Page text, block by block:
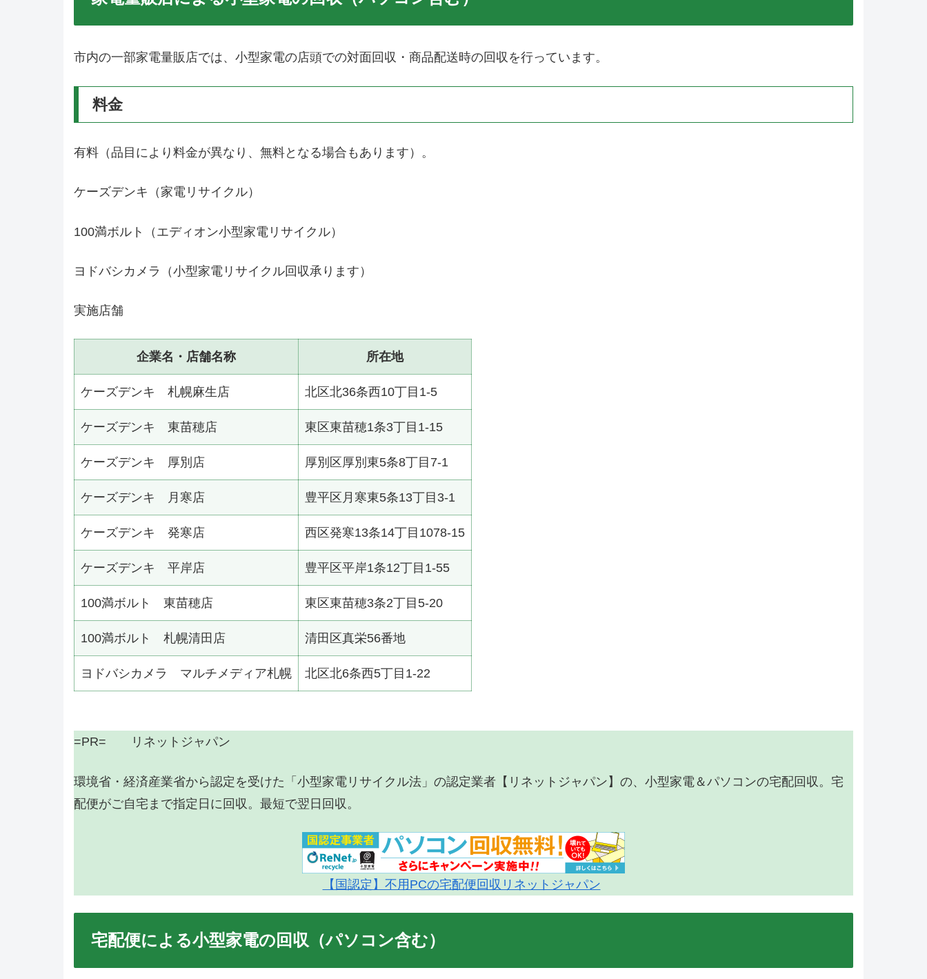
市内の一部家電量販店では、小型家電の店頭での対面回収・商品配送時の回収を行っています。
料金
有料（品目により料金が異なり、無料となる場合もあります）。
ケーズデンキ（家電リサイクル）
100満ボルト（エディオン小型家電リサイクル）
ヨドバシカメラ（小型家電リサイクル回収承ります）
実施店舗
企業名・店舗名称 所在地
ケーズデンキ 札幌麻生店 北区北36条西10丁目1-5
ケーズデンキ 東苗穂店 東区東苗穂1条3丁目1-15
ケーズデンキ 厚別店 厚別区厚別東5条8丁目7-1
ケーズデンキ 月寒店 豊平区月寒東5条13丁目3-1
ケーズデンキ 発寒店 西区発寒13条14丁目1078-15
ケーズデンキ 平岸店 豊平区平岸1条12丁目1-55
100満ボルト 東苗穂店 東区東苗穂3条2丁目5-20
100満ボルト 札幌清田店 清田区真栄56番地
ヨドバシカメラ マルチメディア札幌 北区北6条西5丁目1-22
=PR= リネットジャパン
環境省・経済産業省から認定を受けた「小型家電リサイクル法」の認定業者【リネットジャパン】の、小型家電＆パソコンの宅配回収。宅
配便がご自宅まで指定日に回収。最短で翌日回収。
【国認定】不用PCの宅配便回収リネットジャパン
宅配便による小型家電の回収（パソコン含む）